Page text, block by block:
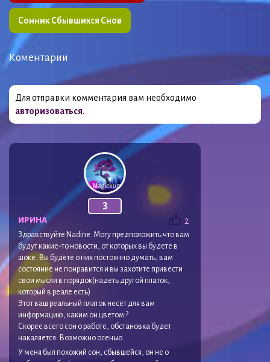
Сонник Сбывшихся Снов
Коментарии
Для отправки комментария вам необходимо
авторизоваться.
3
2
ИРИНА
Здравствуйте Nadine. Могу предположить что вам
будут какие-то новости, от которых вы будете в
шоке. Вы будете о них постоянно думать, вам
состояние не понравится и вы захотите привести
свои мысли в порядок(надеть другой платок,
который в реале есть)
Этот ваш реальный платок несёт для вам
информацию, каким он цветом ?
Скорее всего сон о работе, обстановка будет
накаляется. Возможно осенью.
У меня был похожий сон, сбывшейся, он не о